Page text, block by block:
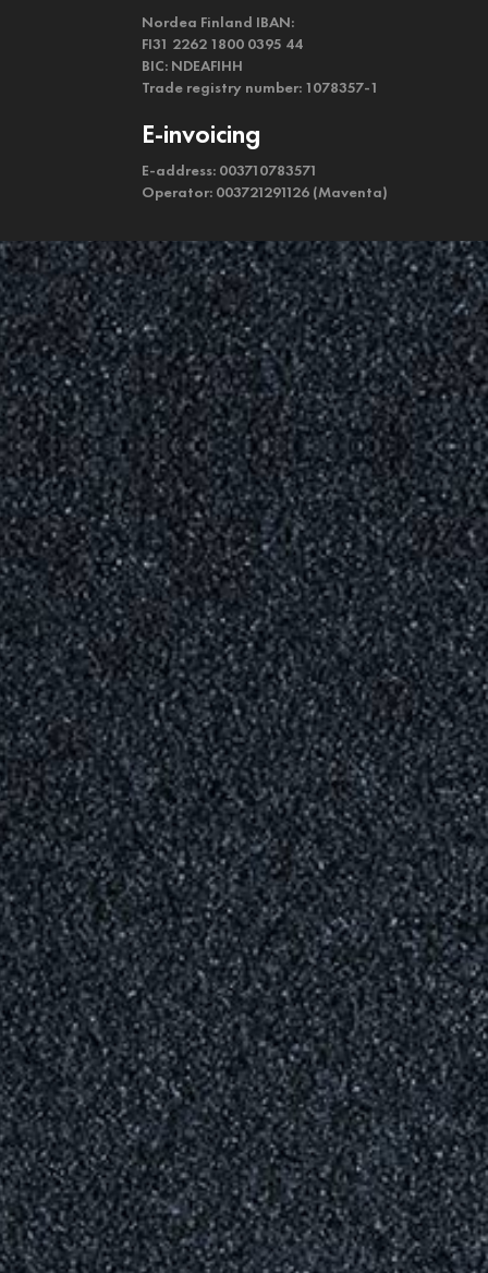
Nordea Finland IBAN:
FI31 2262 1800 0395 44
BIC: NDEAFIHH
Trade registry number: 1078357-1
E-invoicing
E-address: 003710783571
Operator: 003721291126 (Maventa)